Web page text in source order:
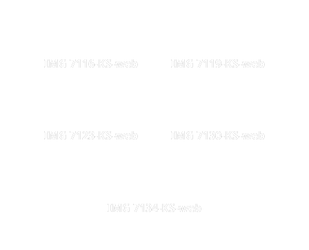
IMG 7116-KS-web IMG 7119-KS-web
IMG 7123-KS-web IMG 7130-KS-web
IMG 7134-KS-web